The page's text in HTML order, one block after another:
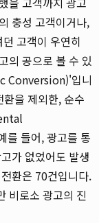
충성 고객이거나,
고객이 우연히
의 공으로 볼 수 있
Conversion)'입니
을 제외한, 순수
를 들어, 광고를 통
가 없었어도 발생
환은 70건입니다.
비로소 광고의 진